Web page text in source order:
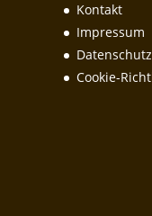
Kontakt
Impressum
Cookie-